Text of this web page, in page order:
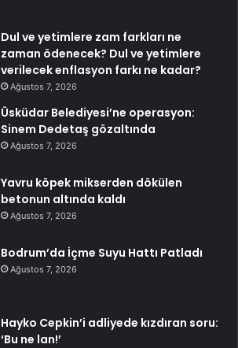
Dul ve yetimlere zam farkları ne
zaman ödenecek? Dul ve yetimlere
verilecek enflasyon farkı ne kadar?
Ağustos 7, 2026
Üsküdar Belediyesi’ne operasyon:
Sinem Dedetaş gözaltında
Ağustos 7, 2026
Yavru köpek mikserden dökülen
betonun altında kaldı
Ağustos 7, 2026
Bodrum’da İçme Suyu Hattı Patladı
Ağustos 7, 2026
Hayko Cepkin’i adliyede kızdıran soru:
‘Bu ne lan!’